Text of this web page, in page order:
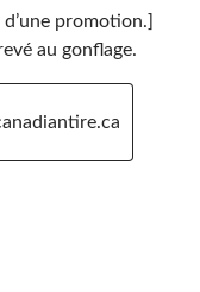
promotion.]
au gonflage.